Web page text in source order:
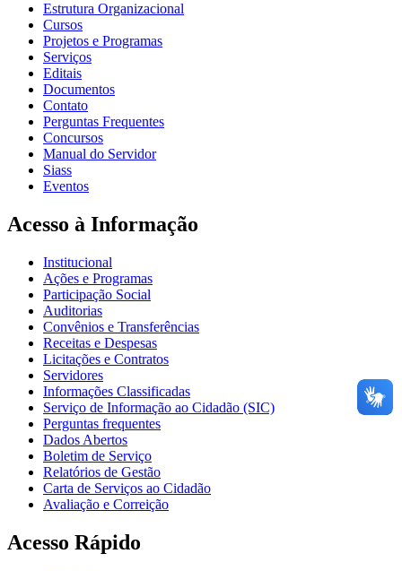
Estrutura Organizacional
Cursos
Projetos e Programas
Serviços
Editais
Documentos
Contato
Perguntas Frequentes
Concursos
Manual do Servidor
Siass
Eventos
Acesso à Informação
Institucional
Ações e Programas
Participação Social
Auditorias
Convênios e Transferências
Receitas e Despesas
Licitações e Contratos
Servidores
Informações Classificadas
Serviço de Informação ao Cidadão (SIC)
Perguntas frequentes
Dados Abertos
Boletim de Serviço
Relatórios de Gestão
Carta de Serviços ao Cidadão
Avaliação e Correição
Acesso Rápido